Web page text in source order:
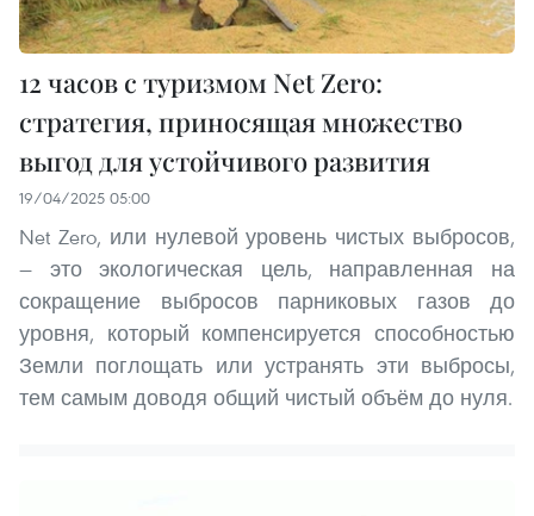
12 часов с туризмом Net Zero:
стратегия, приносящая множество
выгод для устойчивого развития
19/04/2025 05:00
Net Zero, или нулевой уровень чистых выбросов,
— это экологическая цель, направленная на
сокращение выбросов парниковых газов до
уровня, который компенсируется способностью
Земли поглощать или устранять эти выбросы,
тем самым доводя общий чистый объём до нуля.